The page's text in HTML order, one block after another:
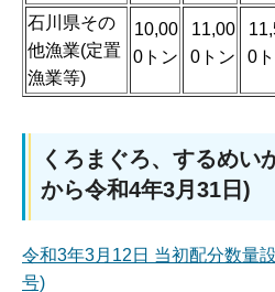
石川県その
他漁業(定置
漁業等)
10,00
0トン
11,00
0トン
0
くろまぐろ、するめい
から令和4年3月31日)
令和3年3月12日 当初配分数量
号)